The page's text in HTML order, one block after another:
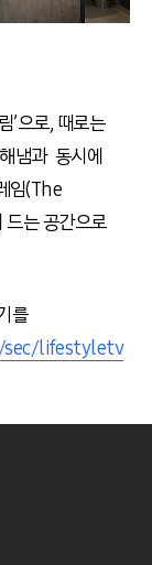
’으로, 때로는
냄과 동시에
임(The
드는 공간으로
를
lifestyletv